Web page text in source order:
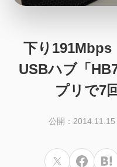
下り191Mbps
USBハブ「
プリで7
公開：2014.11.15